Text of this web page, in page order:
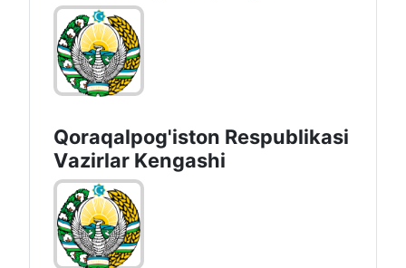
Qoraqalpog'iston Rеspublikаsi
Vаzirlаr Kеngаshi